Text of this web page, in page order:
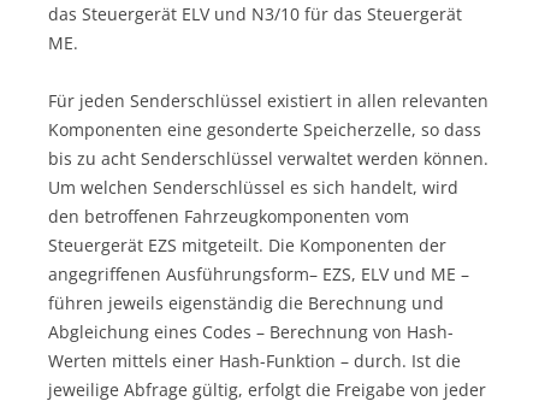
das Steuergerät ELV und N3/10 für das Steuergerät
ME.
Für jeden Senderschlüssel existiert in allen relevanten
Komponenten eine gesonderte Speicherzelle, so dass
bis zu acht Senderschlüssel verwaltet werden können.
Um welchen Senderschlüssel es sich handelt, wird
den betroffenen Fahrzeugkomponenten vom
Steuergerät EZS mitgeteilt. Die Komponenten der
angegriffenen Ausführungsform– EZS, ELV und ME –
führen jeweils eigenständig die Berechnung und
Abgleichung eines Codes – Berechnung von Hash-
Werten mittels einer Hash-Funktion – durch. Ist die
jeweilige Abfrage gültig, erfolgt die Freigabe von jeder